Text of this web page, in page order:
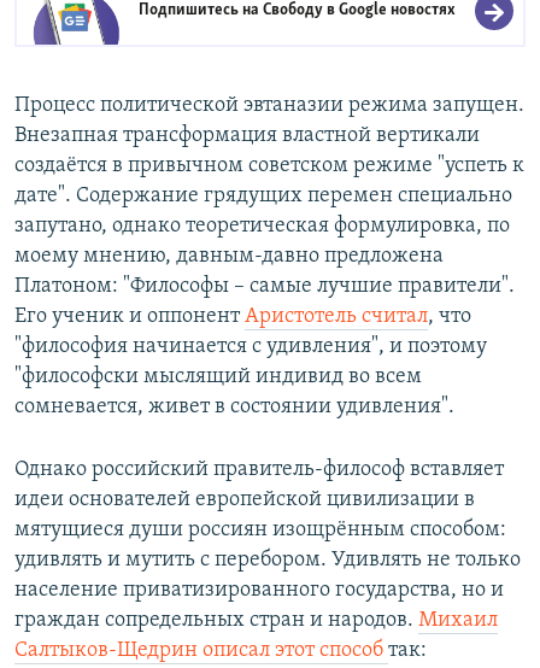
Подпишитесь на Свободу вGoogle новостях
Процесс политической эвтаназии режима запущен.
Внезапная трансформация властной вертикали
создаётся в привычном советском режиме "успеть к
дате". Содержание грядущих перемен специально
запутано, однако теоретическая формулировка, по
моему мнению, давным-давно предложена
Платоном: "Философы – самые лучшие правители".
Его ученик и оппонентАристотель считал, что
"философия начинается с удивления", и поэтому
"философски мыслящий индивид во всем
сомневается, живет в состоянии удивления".
Однако российский правитель-философ вставляет
идеи основателей европейской цивилизации в
мятущиеся души россиян изощрённым способом:
удивлять и мутить с перебором. Удивлять не только
население приватизированного государства, но и
граждан сопредельных стран и народов. Михаил
Салтыков-Щедрин описал этот способ так: